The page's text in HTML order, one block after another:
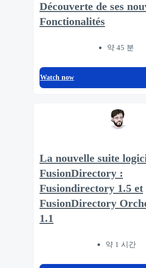
Découverte de ses
Fonctionalités
약 45 분
Watch now
La nouvelle suite
FusionDirectory :
Fusiondirectory 1.5 et
FusionDirectory
1.1
약 1 시간